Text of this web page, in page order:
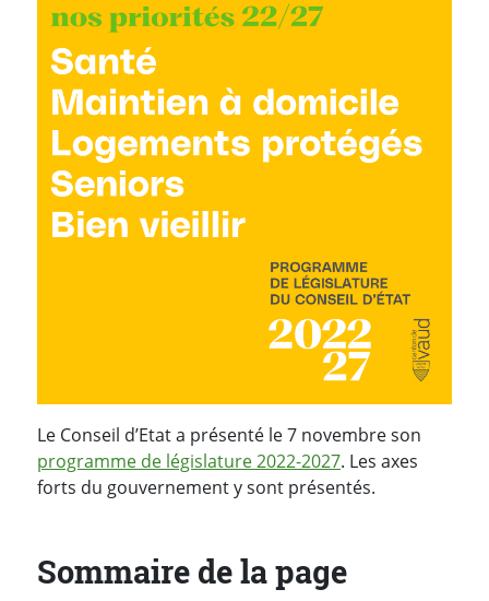
Le Conseil d’Etat a présenté le 7 novembre son
programme de législature 2022-2027. Les axes
forts du gouvernement y sont présentés.
Sommaire de la page